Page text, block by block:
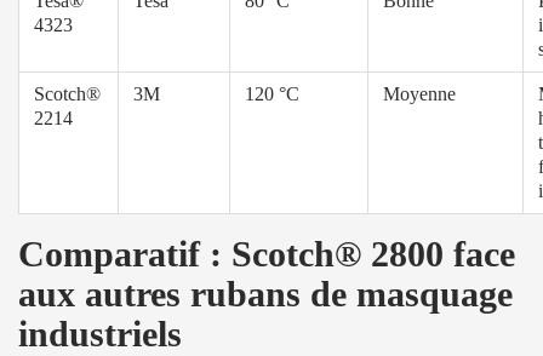
4323
Scotch®
2214
3M 120 °C Moyenne
Comparatif : Scotch® 2800 face
aux autres rubans de masquage
industriels